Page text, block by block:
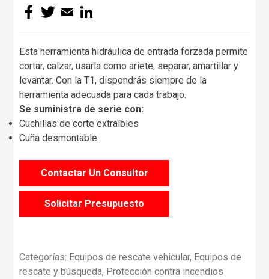
Facebook
Twitter
Email
Esta herramienta hidráulica de entrada forzada permite
cortar, calzar, usarla como ariete, separar, amartillar y
levantar. Con la T1, dispondrás siempre de la
herramienta adecuada para cada trabajo.
Se suministra de serie con:
Cuchillas de corte extraíbles
Cuña desmontable
Contactar Un Consultor
Solicitar Presupuesto
Categorías: Equipos de rescate vehicular, Equipos de
rescate y búsqueda, Protección contra incendios